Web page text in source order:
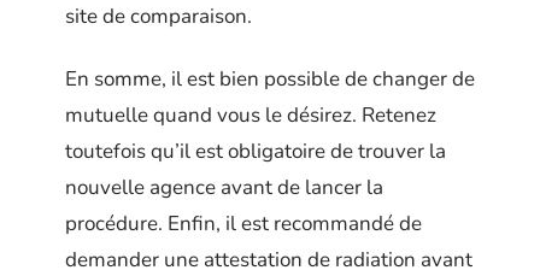
site de comparaison.
En somme, il est bien possible de changer de
mutuelle quand vous le désirez. Retenez
toutefois qu’il est obligatoire de trouver la
nouvelle agence avant de lancer la
procédure. Enfin, il est recommandé de
demander une attestation de radiation avant